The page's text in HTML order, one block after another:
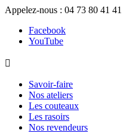
Appelez-nous : 04 73 80 41 41
Facebook
YouTube

Savoir-faire
Nos ateliers
Les couteaux
Les rasoirs
Nos revendeurs